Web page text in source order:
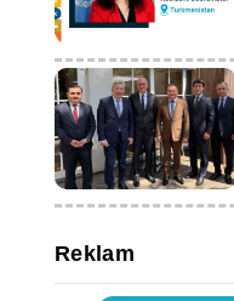
Reklam